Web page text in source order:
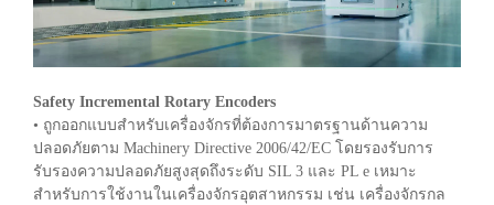
Safety Incremental Rotary Encoders
• ถูกออกแบบสำหรับเครื่องจักรที่ต้องการมาตรฐานด้านความ
ปลอดภัยตาม Machinery Directive 2006/42/EC โดยรองรับการ
รับรองความปลอดภัยสูงสุดถึงระดับ SIL 3 และ PL e เหมาะ
สำหรับการใช้งานในเครื่องจักรอุตสาหกรรม เช่น เครื่องจักรกล